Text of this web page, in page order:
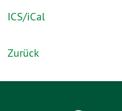
ICS/iCal
Zurück